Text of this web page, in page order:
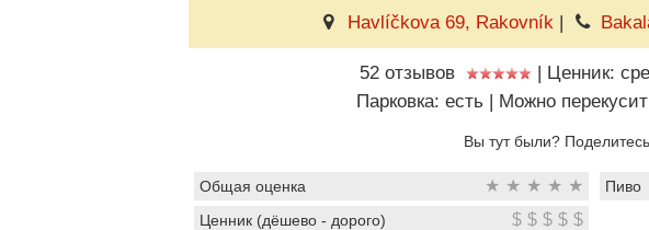
Havlíčkova 69, Rakovník |
52 отзывов | Ценник:
Парковка: есть | Можно
Вы тут были?
Общая оценка ★ ★ ★ ★ ★ Пиво
Ценник (дёшево - дорого) $ $ $ $ $